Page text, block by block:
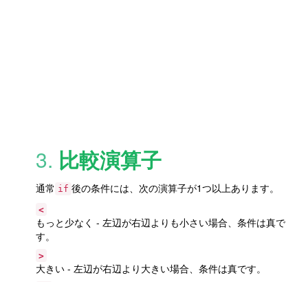
3. 比較演算子
通常 if 後の条件には、次の演算子が1つ以上あります。
<
もっと少なく - 左辺が右辺よりも小さい場合、条件は真で
す。
>
大きい - 左辺が右辺より大きい場合、条件は真です。